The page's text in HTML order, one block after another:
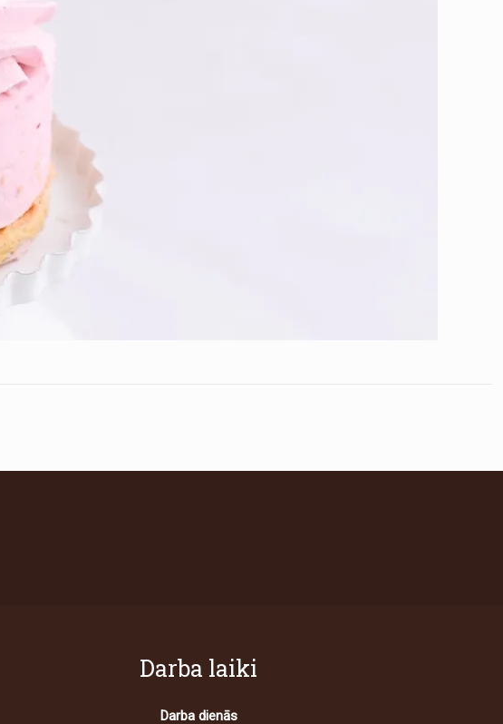
Darba laiki
Darba dienās